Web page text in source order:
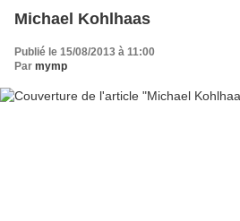
Michael Kohlhaas
Publié le 15/08/2013 à 11:00
Par mymp